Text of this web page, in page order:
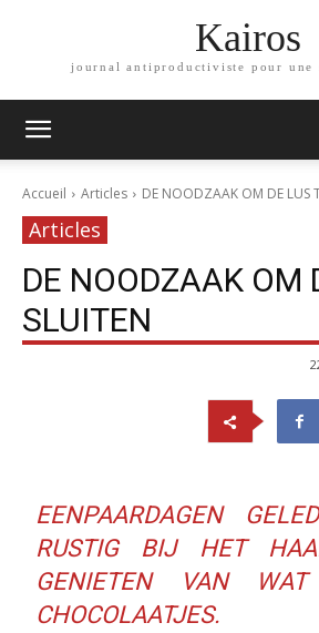
Kairos
journal antiproductiviste pour une
Accueil Articles DE NOODZAAK OM DE LUS
Articles
DE NOODZAAK OM
SLUITEN
EENPAARDAGEN
RUSTIG BIJ HET
GENIETEN VAN WAT
CHOCOLAATJES.